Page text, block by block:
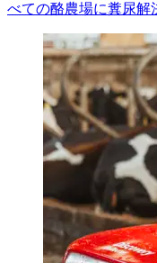
べての酪農場に糞尿解